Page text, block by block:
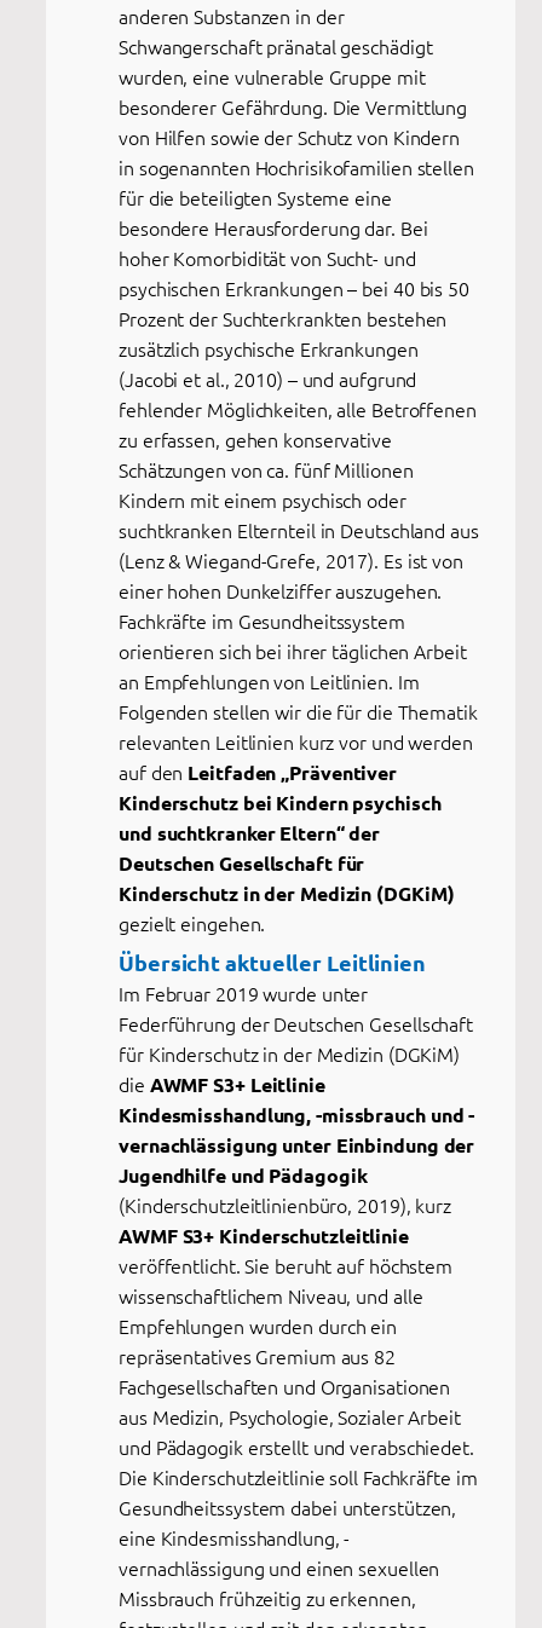
anderen Substanzen in der
Schwangerschaft pränatal geschädigt
wurden, eine vulnerable Gruppe mit
besonderer Gefährdung. Die Vermittlung
von Hilfen sowie der Schutz von Kindern
in sogenannten Hochrisikofamilien stellen
für die beteiligten Systeme eine
besondere Herausforderung dar. Bei
hoher Komorbidität von Sucht- und
psychischen Erkrankungen – bei 40 bis 50
Prozent der Suchterkrankten bestehen
zusätzlich psychische Erkrankungen
(Jacobi et al., 2010) – und aufgrund
fehlender Möglichkeiten, alle Betroffenen
zu erfassen, gehen konservative
Schätzungen von ca. fünf Millionen
Kindern mit einem psychisch oder
suchtkranken Elternteil in Deutschland aus
(Lenz & Wiegand-Grefe, 2017). Es ist von
einer hohen Dunkelziffer auszugehen.
Fachkräfte im Gesundheitssystem
orientieren sich bei ihrer täglichen Arbeit
an Empfehlungen von Leitlinien. Im
Folgenden stellen wir die für die Thematik
relevanten Leitlinien kurz vor und werden
auf den Leitfaden „Präventiver
Kinderschutz bei Kindern psychisch
und suchtkranker Eltern“ der
Deutschen Gesellschaft für
Kinderschutz in der Medizin (DGKiM)
gezielt eingehen.
Übersicht aktueller Leitlinien
Im Februar 2019 wurde unter
Federführung der Deutschen Gesellschaft
für Kinderschutz in der Medizin (DGKiM)
die AWMF S3+ Leitlinie
Kindesmisshandlung, -missbrauch und -
vernachlässigung unter Einbindung der
Jugendhilfe und Pädagogik
(Kinderschutzleitlinienbüro, 2019), kurz
AWMF S3+ Kinderschutzleitlinie
veröffentlicht. Sie beruht auf höchstem
wissenschaftlichem Niveau, und alle
Empfehlungen wurden durch ein
repräsentatives Gremium aus 82
Fachgesellschaften und Organisationen
aus Medizin, Psychologie, Sozialer Arbeit
und Pädagogik erstellt und verabschiedet.
Die Kinderschutzleitlinie soll Fachkräfte im
Gesundheitssystem dabei unterstützen,
eine Kindesmisshandlung, -
vernachlässigung und einen sexuellen
Missbrauch frühzeitig zu erkennen,